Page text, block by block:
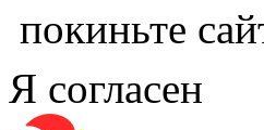
покиньте
Я согласен